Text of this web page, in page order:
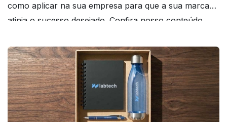
como aplicar na sua empresa para que a sua marca
atinja o sucesso desejado. Confira nosso conteúdo